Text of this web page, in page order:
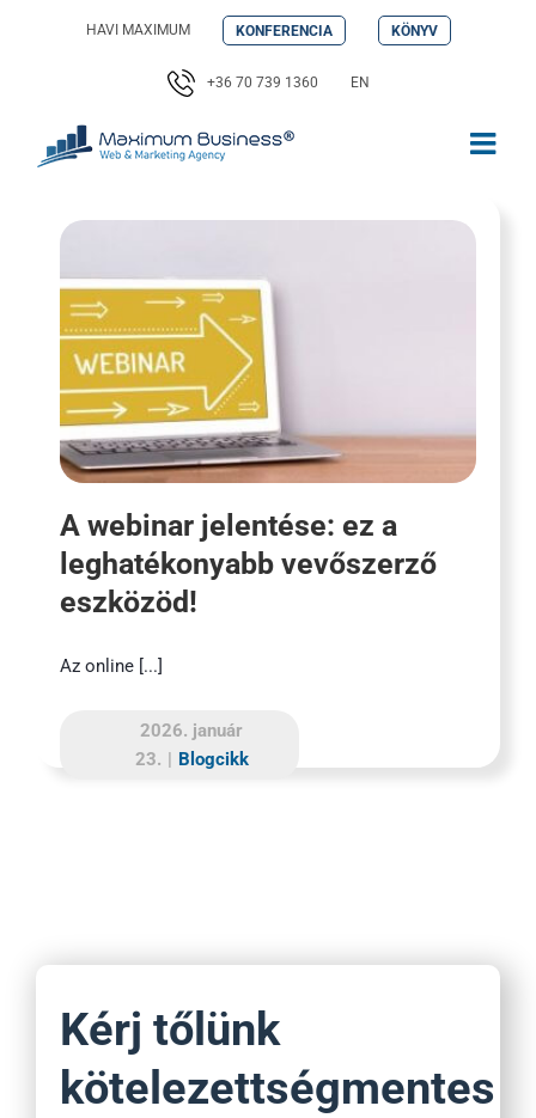
HAVI MAXIMUM KONFERENCIA KÖNYV
+36 70 739 1360 EN
A webinar jelentése: ez a
leghatékonyabb vevőszerző
eszközöd!
Az online [...]
2026. január
23. | Blogcikk
Kérj tőlünk
kötelezettségmentes